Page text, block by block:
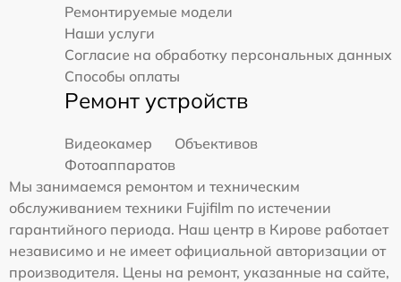
Ремонтируемые модели
Наши услуги
Согласие на обработку персональных данных
Способы оплаты
Ремонт устройств
Видеокамер
Объективов
Фотоаппаратов
Мы занимаемся ремонтом и техническим
обслуживанием техники Fujifilm по истечении
гарантийного периода. Наш центр в Кирове работает
независимо и не имеет официальной авторизации от
производителя. Цены на ремонт, указанные на сайте,